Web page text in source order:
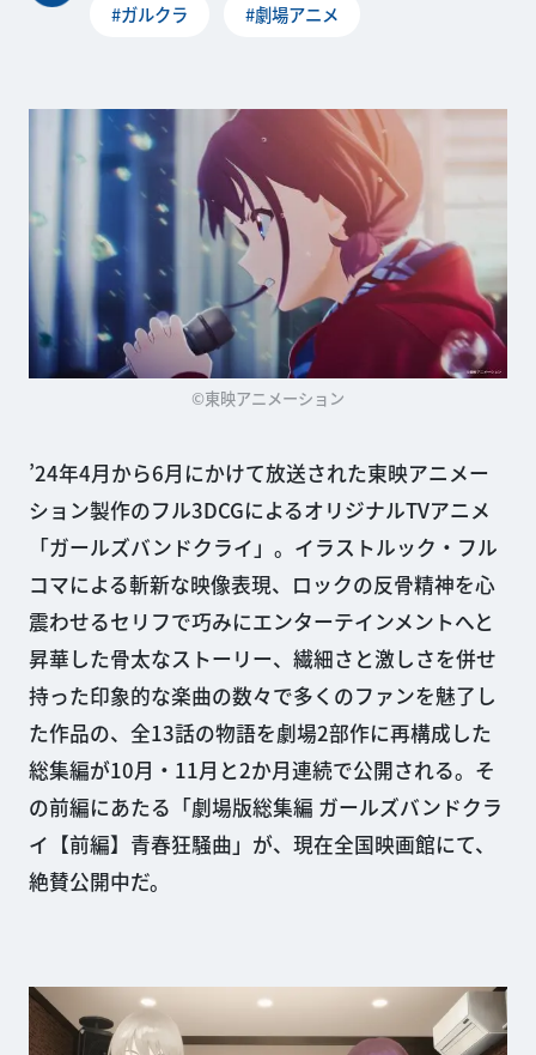
#ガルクラ #劇場アニメ
©東映アニメーション
’24年4月から6月にかけて放送された東映アニメー
ション製作のフル3DCGによるオリジナルTVアニメ
「ガールズバンドクライ」。イラストルック・フル
コマによる斬新な映像表現、ロックの反骨精神を心
震わせるセリフで巧みにエンターテインメントへと
昇華した骨太なストーリー、繊細さと激しさを併せ
持った印象的な楽曲の数々で多くのファンを魅了し
た作品の、全13話の物語を劇場2部作に再構成した
総集編が10月・11月と2か月連続で公開される。そ
の前編にあたる「劇場版総集編 ガールズバンドクラ
イ【前編】青春狂騒曲」が、現在全国映画館にて、
絶賛公開中だ。